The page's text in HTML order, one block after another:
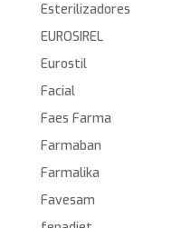
Esterilizadores
EUROSIREL
Eurostil
Facial
Faes Farma
Farmaban
Farmalika
Favesam